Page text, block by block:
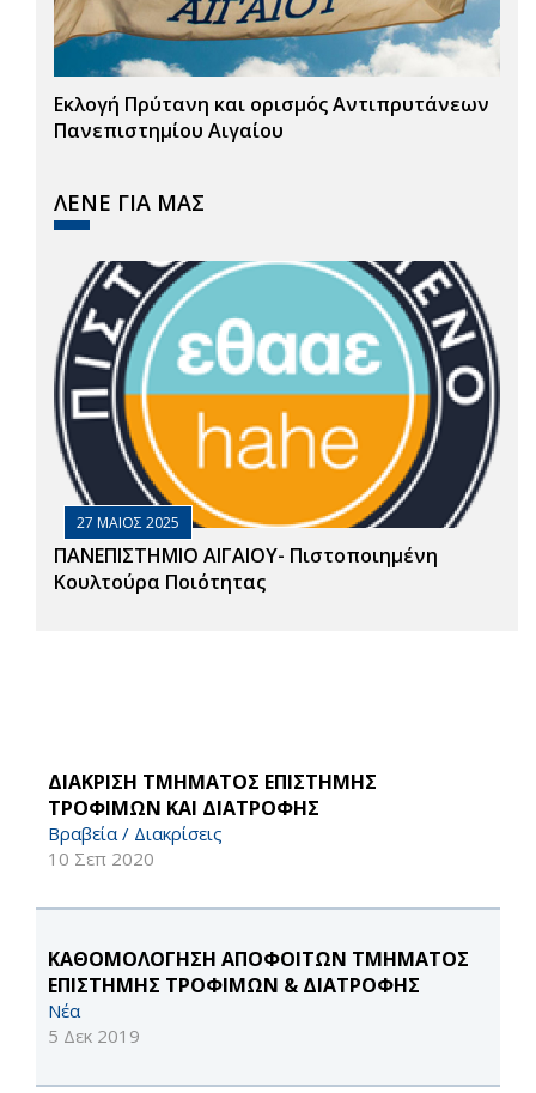
Εκλογή Πρύτανη και ορισμός Αντιπρυτάνεων
Πανεπιστημίου Αιγαίου
ΛΕΝΕ ΓΙΑ ΜΑΣ
27 ΜΑΙΟΣ 2025
ΠΑΝΕΠΙΣΤΗΜΙΟ ΑΙΓΑΙΟΥ- Πιστοποιημένη
Κουλτούρα Ποιότητας
ΔΙΑΚΡΙΣΗ ΤΜΗΜΑΤΟΣ ΕΠΙΣΤΗΜΗΣ
ΤΡΟΦΙΜΩΝ ΚΑΙ ΔΙΑΤΡΟΦΗΣ
Βραβεία / Διακρίσεις
10 Σεπ 2020
ΚΑΘΟΜΟΛΟΓΗΣΗ ΑΠΟΦΟΙΤΩΝ ΤΜΗΜΑΤΟΣ
ΕΠΙΣΤΗΜΗΣ ΤΡΟΦΙΜΩΝ & ΔΙΑΤΡΟΦΗΣ
Νέα
5 Δεκ 2019